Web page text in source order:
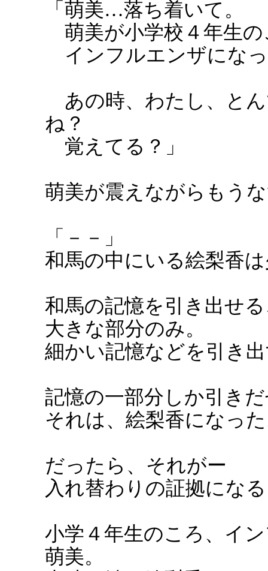
「萌美…落ち着いて。
萌美が小学校４年生の
インフルエンザにな
あの時、わたし、と
ね？
覚えてる？」
萌美が震えながらもう
「－－」
和馬の中にいる絵梨香
和馬の記憶を引き出せ
大きな部分のみ。
細かい記憶などを引き
記憶の一部分しか引き
それは、絵梨香になっ
だったら、それがー
入れ替わりの証拠にな
小学４年生のころ、イ
萌美。